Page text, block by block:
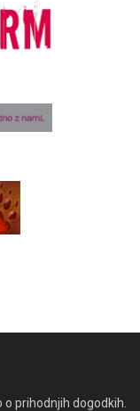
prihodnjih dogodkih.